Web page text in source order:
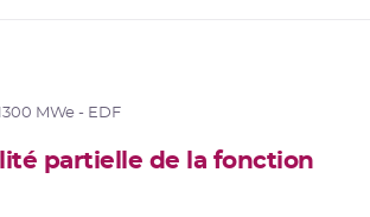
MWe - EDF
partielle de la fonction